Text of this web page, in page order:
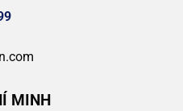
MINH